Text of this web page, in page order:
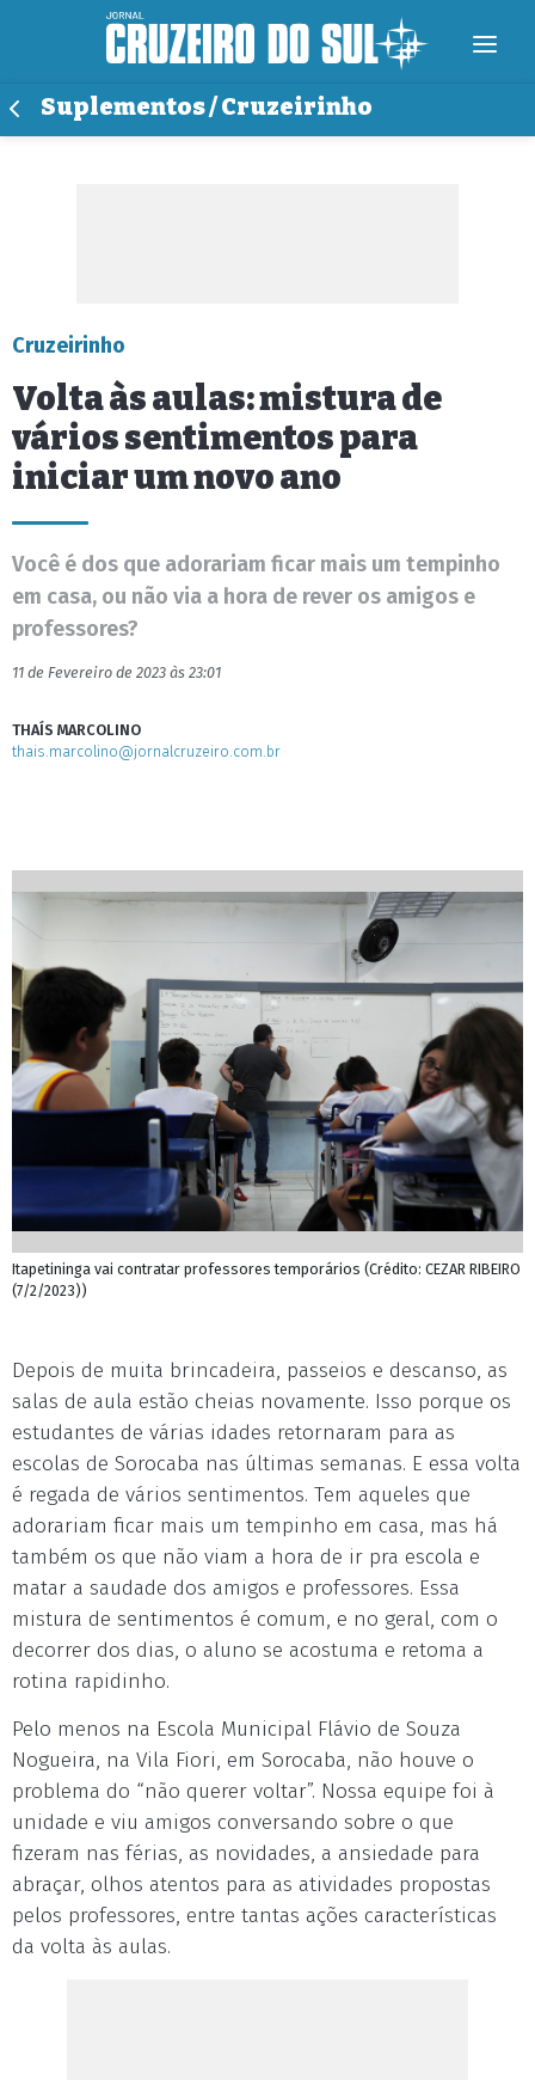
Suplementos / Cruzeirinho
Cruzeirinho
Volta às aulas: mistura de
vários sentimentos para
iniciar um novo ano
Você é dos que adorariam ficar mais um tempinho
em casa, ou não via a hora de rever os amigos e
professores?
11 de Fevereiro de 2023 às 23:01
THAÍS MARCOLINO
thais.marcolino@jornalcruzeiro.com.br
Itapetininga vai contratar professores temporários (Crédito: CEZAR RIBEIRO
(7/2/2023))
Depois de muita brincadeira, passeios e descanso, as
salas de aula estão cheias novamente. Isso porque os
estudantes de várias idades retornaram para as
escolas de Sorocaba nas últimas semanas. E essa volta
é regada de vários sentimentos. Tem aqueles que
adorariam ficar mais um tempinho em casa, mas há
também os que não viam a hora de ir pra escola e
matar a saudade dos amigos e professores. Essa
mistura de sentimentos é comum, e no geral, com o
decorrer dos dias, o aluno se acostuma e retoma a
rotina rapidinho.
Pelo menos na Escola Municipal Flávio de Souza
Nogueira, na Vila Fiori, em Sorocaba, não houve o
problema do “não querer voltar”. Nossa equipe foi à
unidade e viu amigos conversando sobre o que
fizeram nas férias, as novidades, a ansiedade para
abraçar, olhos atentos para as atividades propostas
pelos professores, entre tantas ações características
da volta às aulas.